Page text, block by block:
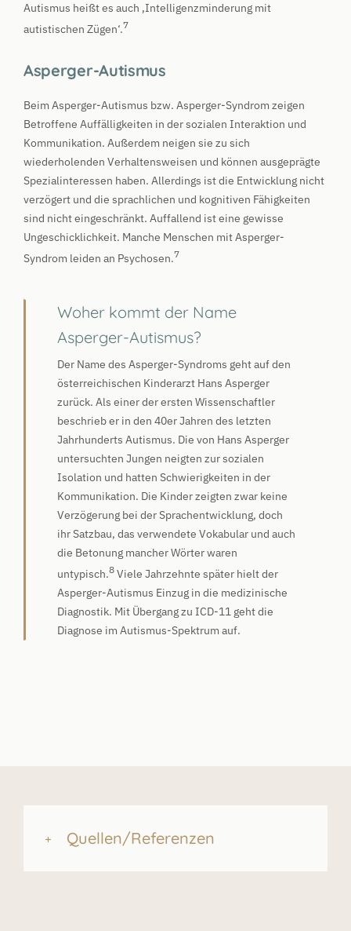
Autismus heißt es auch ‚Intelligenzminderung mit
autistischen Zügen‘.7
Asperger-Autismus
Beim Asperger-Autismus bzw. Asperger-Syndrom zeigen
Betroffene Auffälligkeiten in der sozialen Interaktion und
Kommunikation. Außerdem neigen sie zu sich
wiederholenden Verhaltensweisen und können ausgeprägte
Spezialinteressen haben. Allerdings ist die Entwicklung nicht
verzögert und die sprachlichen und kognitiven Fähigkeiten
sind nicht eingeschränkt. Auffallend ist eine gewisse
Ungeschicklichkeit. Manche Menschen mit Asperger-
Syndrom leiden an Psychosen.7
Woher kommt der Name
Asperger-Autismus?
Der Name des Asperger-Syndroms geht auf den
österreichischen Kinderarzt Hans Asperger
zurück. Als einer der ersten Wissenschaftler
beschrieb er in den 40er Jahren des letzten
Jahrhunderts Autismus. Die von Hans Asperger
untersuchten Jungen neigten zur sozialen
Isolation und hatten Schwierigkeiten in der
Kommunikation. Die Kinder zeigten zwar keine
Verzögerung bei der Sprachentwicklung, doch
ihr Satzbau, das verwendete Vokabular und auch
die Betonung mancher Wörter waren
untypisch.8Viele Jahrzehnte später hielt der
Asperger-Autismus Einzug in die medizinische
Diagnostik. Mit Übergang zu ICD-11 geht die
Diagnose im Autismus-Spektrum auf.
Quellen/Referenzen